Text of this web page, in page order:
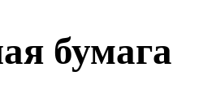
бумага